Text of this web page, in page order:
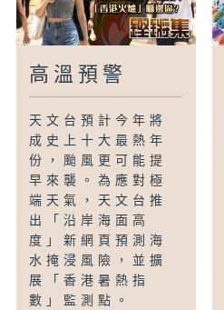
高溫預警
天文台預計今年將
成史上十大最熱年
份，颱風更可能提
早來襲。為應對極
端天氣，天文台推
出「沿岸海面高
度」新網頁預測海
水掩浸風險，並擴
展「香港暑熱指
數」監測點。